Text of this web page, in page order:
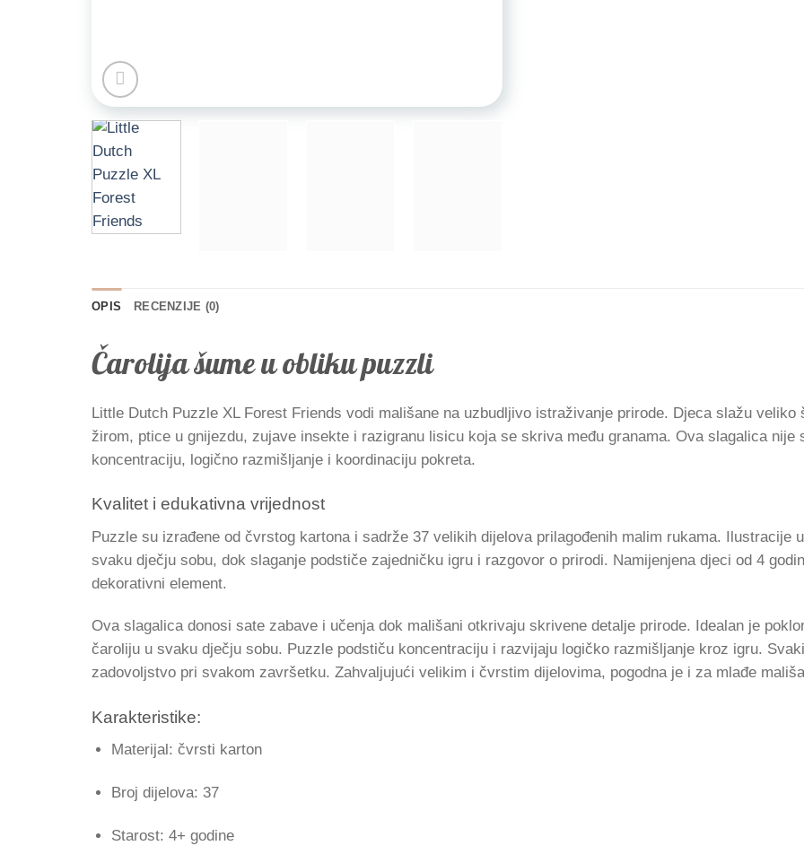
OPIS RECENZIJE (0)
Čarolija šume u obliku puzzli
Little Dutch Puzzle XL Forest Friends vodi mališane na uzbudljivo istraživanje prirode. Djeca slažu
žirom, ptice u gnijezdu, zujave insekte i razigranu lisicu koja se skriva među granama. Ova slagalica
koncentraciju, logično razmišljanje i koordinaciju pokreta.
Kvalitet i edukativna vrijednost
Puzzle su izrađene od čvrstog kartona i sadrže 37 velikih dijelova prilagođenih malim rukama. Ilustracije
svaku dječju sobu, dok slaganje podstiče zajedničku igru i razgovor o prirodi. Namijenjena djeci od 4
dekorativni element.
Ova slagalica donosi sate zabave i učenja dok mališani otkrivaju skrivene detalje prirode. Idealan je
čaroliju u svaku dječju sobu. Puzzle podstiču koncentraciju i razvijaju logičko razmišljanje kroz igru.
zadovoljstvo pri svakom završetku. Zahvaljujući velikim i čvrstim dijelovima, pogodna je i za mlađe
Karakteristike:
Materijal: čvrsti karton
Broj dijelova: 37
Starost: 4+ godine